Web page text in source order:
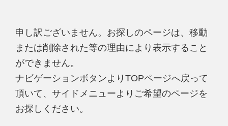
申し訳ございません。お探しのページは、移動
または削除された等の理由により表示すること
ができません。
ナビゲーションボタンよりTOPページへ戻って
頂いて、サイドメニューよりご希望のページを
お探しください。